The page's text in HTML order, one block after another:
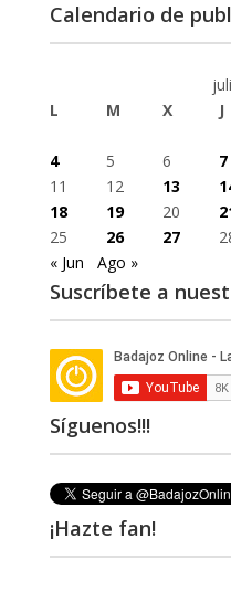
Calendario de
L
M X J
4
5 6 7
11
12 13
18
19 20
25
26 27
« Jun
Ago »
Suscríbete a
Síguenos!!!
¡Hazte fan!